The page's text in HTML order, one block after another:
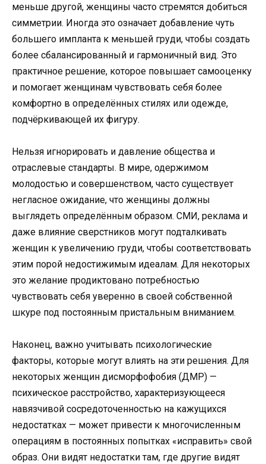
меньше другой, женщины часто стремятся добиться
симметрии. Иногда это означает добавление чуть
большего импланта к меньшей груди, чтобы создать
более сбалансированный и гармоничный вид. Это
практичное решение, которое повышает самооценку
и помогает женщинам чувствовать себя более
комфортно в определённых стилях или одежде,
подчёркивающей их фигуру.
Нельзя игнорировать и давление общества и
отраслевые стандарты. В мире, одержимом
молодостью и совершенством, часто существует
негласное ожидание, что женщины должны
выглядеть определённым образом. СМИ, реклама и
даже влияние сверстников могут подталкивать
женщин к увеличению груди, чтобы соответствовать
этим порой недостижимым идеалам. Для некоторых
это желание продиктовано потребностью
чувствовать себя уверенно в своей собственной
шкуре под постоянным пристальным вниманием.
Наконец, важно учитывать психологические
факторы, которые могут влиять на эти решения. Для
некоторых женщин дисморфофобия (ДМР) —
психическое расстройство, характеризующееся
навязчивой сосредоточенностью на кажущихся
недостатках — может привести к многочисленным
операциям в постоянных попытках «исправить» свой
образ. Они видят недостатки там, где другие видят